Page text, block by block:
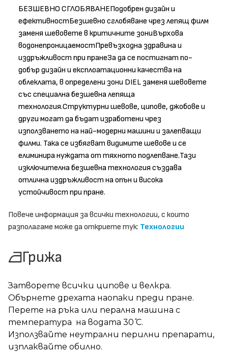
БЕЗШЕВНО СГЛОБЯВАНЕПодобрен дизайн и
ефективностБезшевно сглобяване чрез лепящ филм
заменя шевовете в критичните зониВърхова
водонепроницаемостПревъзходна здравина и
издръжливост при пранеЗа да се постигнат по-
добър дизайн и експлоатационни качества на
облеклата, в определени зони DIEL заменя шевовете
със специална безшевна лепяща
технология.Структурни шевове, ципове, джобове и
други могат да бъдат изработени чрез
използването на най-модерни машини и залепващи
филми. Така се избягват видимите шевове и се
елиминира нуждата от тяхното подлепване.Тази
изключителна безшевна технология създава
отлична издръжливост на опън и висока
устойчивост при пране.
Повече информация за всички технологии, с които
разполагаме може да откриете тук: Технологии
Грижа
Затворете всички ципове и велкра.
Обърнете дрехата наопаки преди пране.
Перете на ръка или перална машина с
температура на водата 30 ̊С.
Използвайте неутрални перилни препарати,
изплаквайте обилно.